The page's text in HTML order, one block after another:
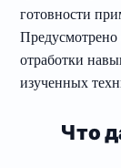
готовности
Предусмотрено
отработки
изученных
Что